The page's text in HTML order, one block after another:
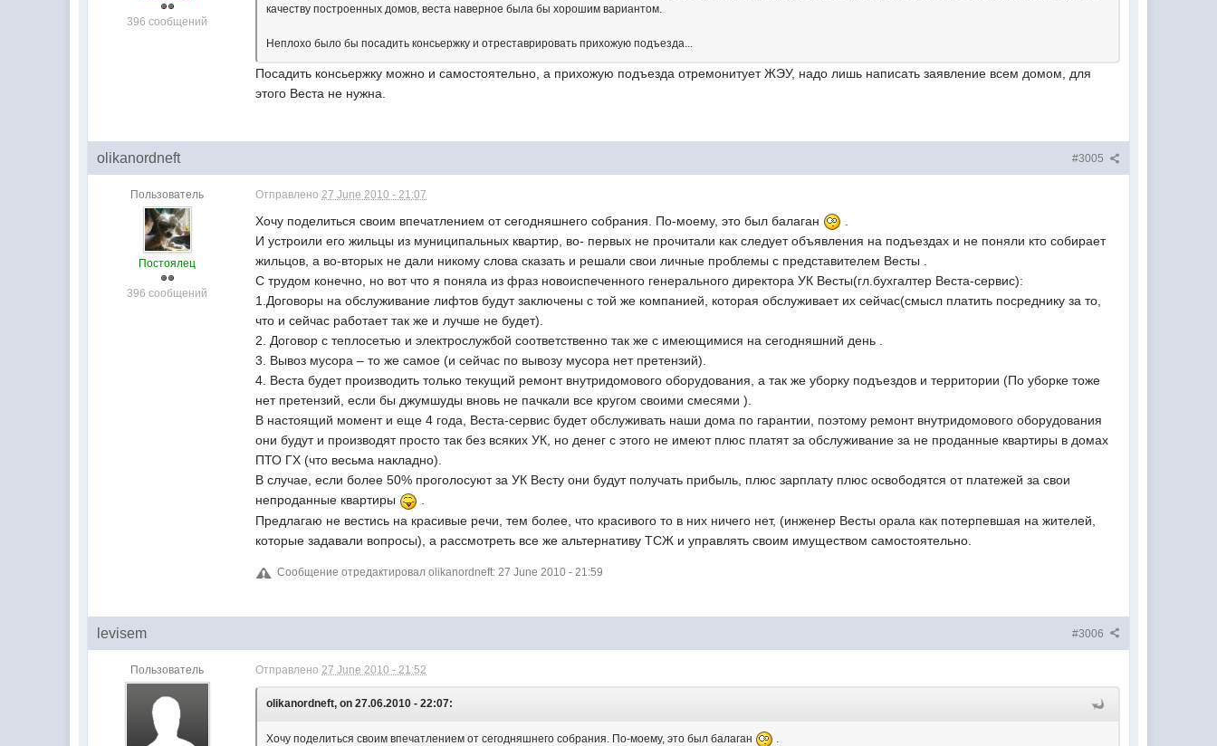
396 сообщений
качеству построенных домов, веста наверное была бы хорошим вариантом.
Неплохо было бы посадить консьержку и отреставрировать прихожую подъезда...
Посадить консьержку можно и самостоятельно, а прихожую подъезда отремонитует ЖЭУ, надо лишь написать заявление всем домом, для
этого Веста не нужна.
#3005
olikanordneft
Пользователь
Постоялец
396 сообщений
Отправлено27 June 2010 - 21:07
Хочу поделиться своим впечатлением от сегодняшнего собрания. По-моему, это был балаган
И устроили его жильцы из муниципальных квартир, во- первых не прочитали как следует объявления на подъездах и не поняли кто собирает
жильцов, а во-вторых не дали никому слова сказать и решали свои личные проблемы с представителем Весты .
С трудом конечно, но вот что я поняла из фраз новоиспеченного генерального директора УК Весты(гл.бухгалтер Веста-сервис):
1.Договоры на обслуживание лифтов будут заключены с той же компанией, которая обслуживает их сейчас(смысл платить посреднику за то,
что и сейчас работает так же и лучше не будет).
2. Договор с теплосетью и электрослужбой соответственно так же с имеющимися на сегодняшний день .
3. Вывоз мусора – то же самое (и сейчас по вывозу мусора нет претензий).
4. Веста будет производить только текущий ремонт внутридомового оборудования, а так же уборку подъездов и территории (По уборке тоже
нет претензий, если бы джумшуды вновь не пачкали все кругом своими смесями ).
В настоящий момент и еще 4 года, Веста-сервис будет обслуживать наши дома по гарантии, поэтому ремонт внутридомового оборудования
они будут и производят просто так без всяких УК, но денег с этого не имеют плюс платят за обслуживание за не проданные квартиры в домах
ПТО ГХ (что весьма накладно).
В случае, если более 50% проголосуют за УК Весту они будут получать прибыль, плюс зарплату плюс освободятся от платежей за свои
непроданные квартиры
.
Предлагаю не вестись на красивые речи, тем более, что красивого то в них ничего нет, (инженер Весты орала как потерпевшая на жителей,
которые задавали вопросы), а рассмотреть все же альтернативу ТСЖ и управлять своим имуществом самостоятельно.
Сообщение отредактировал olikanordneft: 27 June 2010 - 21:59
#3006
levisem
Пользователь Отправлено 27 June 2010 - 21:52
olikanordneft, on 27.06.2010 - 22:07:
Хочу поделиться своим впечатлением от сегодняшнего собрания. По-моему, это был балаган